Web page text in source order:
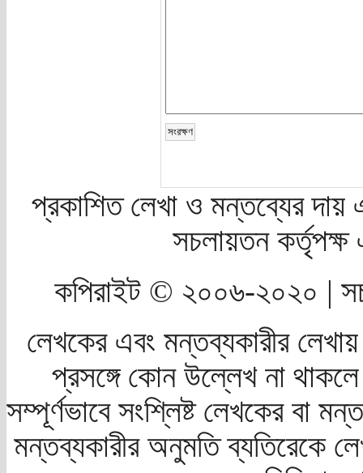
প্রকাশিত লেখা ও মন্তব্যের দায়
সচলায়তন
কপিরাইট © ২০০৬-২০২০ |
লেখকের এবং মন্তব্যকারীর
প্রসঙ্গে কোন উল্লেখ না
সম্পূর্ণভাবে সংশ্লিষ্ট লেখকের বা
মন্তব্যকারীর অনুমতি ব্যতিরেকে